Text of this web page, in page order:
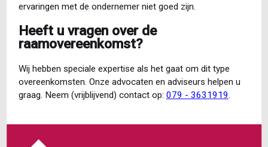
ervaringen met de ondernemer niet goed zijn.
Heeft u vragen over de
raamovereenkomst?
Wij hebben speciale expertise als het gaat om dit type
overeenkomsten. Onze advocaten en adviseurs helpen u
graag. Neem (vrijblijvend) contact op: 079 - 3631919.